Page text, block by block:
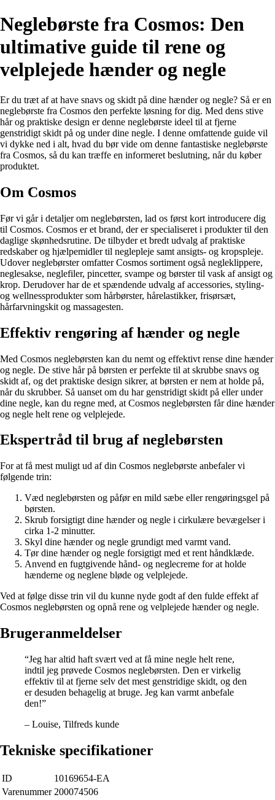
Neglebørste fra Cosmos: Den
ultimative guide til rene og
velplejede hænder og negle
Er du træt af at have snavs og skidt på dine hænder og negle? Så er en
neglebørste fra Cosmos den perfekte løsning for dig. Med dens stive
hår og praktiske design er denne neglebørste ideel til at fjerne
genstridigt skidt på og under dine negle. I denne omfattende guide vil
vi dykke ned i alt, hvad du bør vide om denne fantastiske neglebørste
fra Cosmos, så du kan træffe en informeret beslutning, når du køber
produktet.
Om Cosmos
Før vi går i detaljer om neglebørsten, lad os først kort introducere dig
til Cosmos. Cosmos er et brand, der er specialiseret i produkter til den
daglige skønhedsrutine. De tilbyder et bredt udvalg af praktiske
redskaber og hjælpemidler til neglepleje samt ansigts- og kropspleje.
Udover neglebørster omfatter Cosmos sortiment også negleklippere,
neglesakse, neglefiler, pincetter, svampe og børster til vask af ansigt og
krop. Derudover har de et spændende udvalg af accessories, styling-
og wellnessprodukter som hårbørster, hårelastikker, frisørsæt,
hårfarvningskit og massagesten.
Effektiv rengøring af hænder og negle
Med Cosmos neglebørsten kan du nemt og effektivt rense dine hænder
og negle. De stive hår på børsten er perfekte til at skrubbe snavs og
skidt af, og det praktiske design sikrer, at børsten er nem at holde på,
når du skrubber. Så uanset om du har genstridigt skidt på eller under
dine negle, kan du regne med, at Cosmos neglebørsten får dine hænder
og negle helt rene og velplejede.
Ekspertråd til brug af neglebørsten
For at få mest muligt ud af din Cosmos neglebørste anbefaler vi
følgende trin:
Væd neglebørsten og påfør en mild sæbe eller rengøringsgel på
børsten.
Skrub forsigtigt dine hænder og negle i cirkulære bevægelser i
cirka 1-2 minutter.
Skyl dine hænder og negle grundigt med varmt vand.
Tør dine hænder og negle forsigtigt med et rent håndklæde.
Anvend en fugtgivende hånd- og neglecreme for at holde
hænderne og neglene bløde og velplejede.
Ved at følge disse trin vil du kunne nyde godt af den fulde effekt af
Cosmos neglebørsten og opnå rene og velplejede hænder og negle.
Brugeranmeldelser
“Jeg har altid haft svært ved at få mine negle helt rene,
indtil jeg prøvede Cosmos neglebørsten. Den er virkelig
effektiv til at fjerne selv det mest genstridige skidt, og den
er desuden behagelig at bruge. Jeg kan varmt anbefale
den!”
– Louise, Tilfreds kunde
Tekniske specifikationer
ID
10169654-EA
Varenummer 200074506